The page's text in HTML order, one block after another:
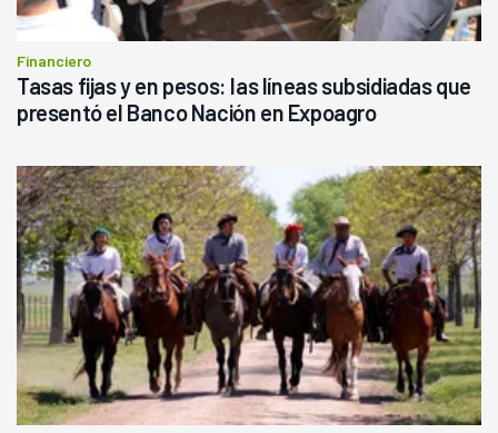
Financiero
Tasas fijas y en pesos: las líneas subsidiadas que
presentó el Banco Nación en Expoagro